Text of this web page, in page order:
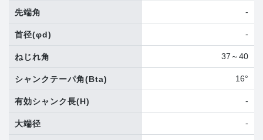
先端角 -
首径(φd) -
ねじれ角 37～40
シャンクテーパ角(Bta) 16°
有効シャンク長(H) -
大端径 -